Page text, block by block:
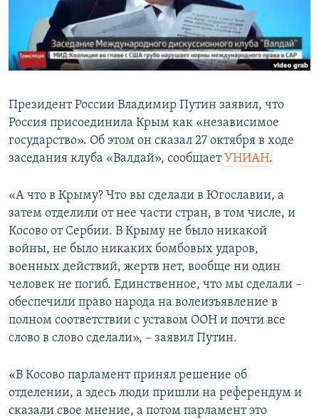
ПОБЕДИТЕЛЕЙ НЕ СУДЯТ?
КРЫМ.НЕПОКОРЕННЫЙ
ELIFBE
ПРИСОЕДИНЯЙТЕСЬ!
Все сайты RFE/RL
Президент России Владимир Путин заявил, что
Россия присоединила Крым как «независимое
государство». Об этом он сказал 27 октября в ходе
заседания клуба «Валдай», сообщает УНИАН.
«А что в Крыму? Что вы сделали в Югославии, а
затем отделили от нее части стран, в том числе, и
Косово от Сербии. В Крыму не было никакой
войны, не было никаких бомбовых ударов,
военных действий, жертв нет, вообще ни один
человек не погиб. Единственное, что мы сделали –
обеспечили право народа на волеизъявление в
полном соответствии с уставом ООН и почти все
слово в слово сделали», – заявил Путин.
«В Косово парламент принял решение об
отделении, а здесь люди пришли на референдум и
сказали свое мнение, а потом парламент это